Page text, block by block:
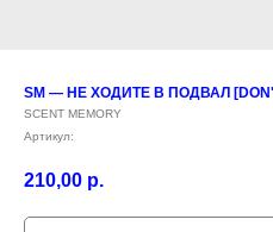
SM — НЕ ХОДИТЕ В ПОДВАЛ [DON'T
SCENT MEMORY
Артикул:
210,00 р.